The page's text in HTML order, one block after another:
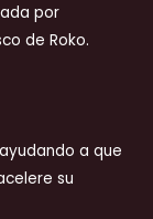
por
de Roko.
a que
su